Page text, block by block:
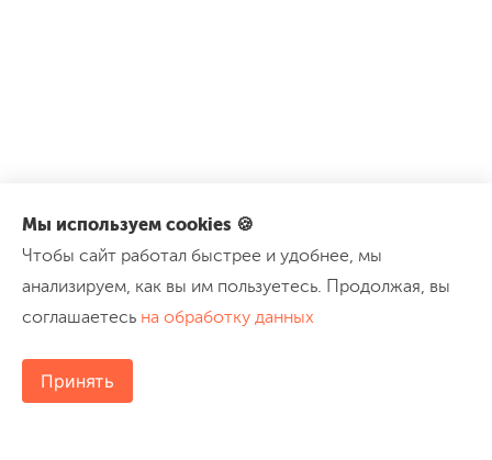
Мы используем cookies 🍪
Чтобы сайт работал быстрее и удобнее, мы
анализируем, как вы им пользуетесь. Продолжая, вы
соглашаетесь на обработку данных
Принять